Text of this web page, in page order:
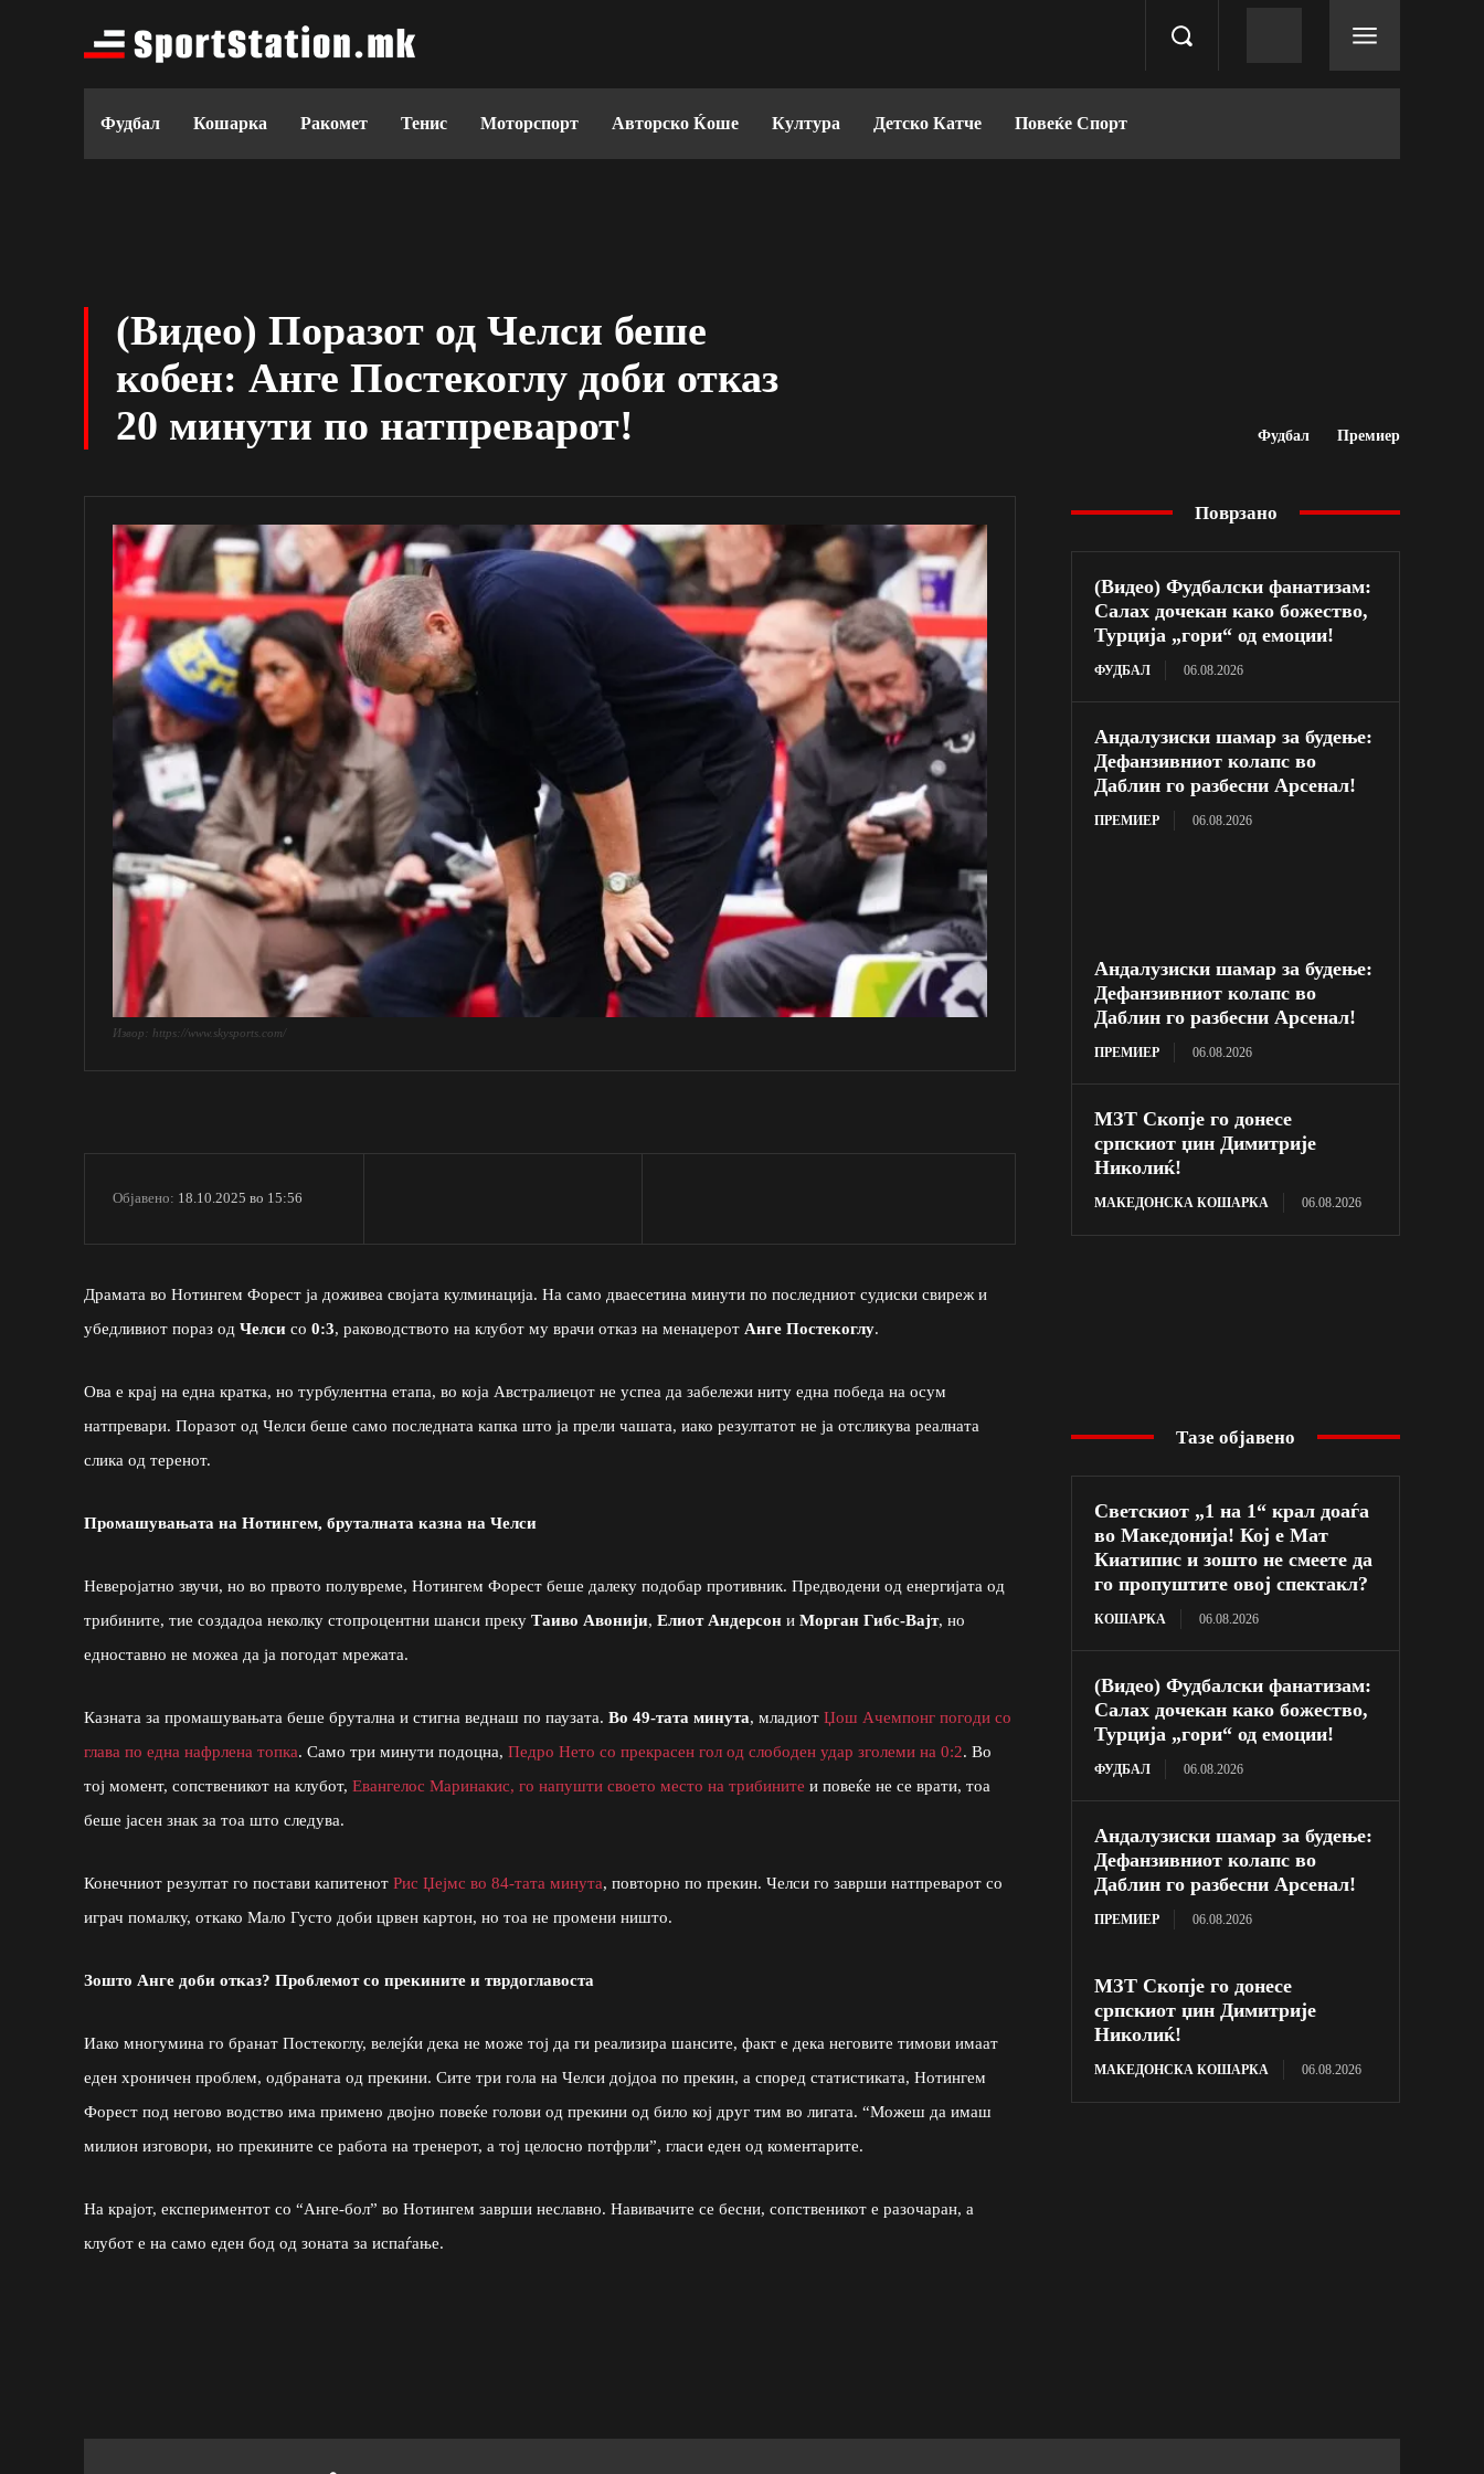
Фудбал Кошарка Ракомет Тенис Моторспорт Авторско Ќоше Култура Детско Катче Повеќе Спорт
(Видео) Поразот од Челси беше
кобен: Анге Постекоглу доби отказ
20 минути по натпреварот!
Фудбал Премиер
Извор: https://www.skysports.com/
Објавено: 18.10.2025 во 15:56
Драмата во Нотингем Форест ја доживеа својата кулминација. На само дваесетина минути по последниот судиски свиреж и
убедливиот пораз од Челси со 0:3, раководството на клубот му врачи отказ на менаџерот Анге Постекоглу.
Ова е крај на една кратка, но турбулентна етапа, во која Австралиецот не успеа да забележи ниту една победа на осум
натпревари. Поразот од Челси беше само последната капка што ја прели чашата, иако резултатот не ја отсликува реалната
слика од теренот.
Промашувањата на Нотингем, бруталната казна на Челси
Неверојатно звучи, но во првото полувреме, Нотингем Форест беше далеку подобар противник. Предводени од енергијата од
трибините, тие создадоа неколку стопроцентни шанси преку Таиво Авонији, Елиот Андерсон и Морган Гибс-Вајт, но
едноставно не можеа да ја погодат мрежата.
Казната за промашувањата беше брутална и стигна веднаш по паузата. Во 49-тата минута, младиот Џош Ачемпонг погоди со
глава по една нафрлена топка. Само три минути подоцна, Педро Нето со прекрасен гол од слободен удар зголеми на 0:2. Во
тој момент, сопственикот на клубот, Евангелос Маринакис, го напушти своето место на трибините и повеќе не се врати, тоа
беше јасен знак за тоа што следува.
Конечниот резултат го постави капитенот Рис Џејмс во 84-тата минута, повторно по прекин. Челси го заврши натпреварот со
играч помалку, откако Мало Густо доби црвен картон, но тоа не промени ништо.
Зошто Анге доби отказ? Проблемот со прекините и тврдоглавоста
Иако многумина го бранат Постекоглу, велејќи дека не може тој да ги реализира шансите, факт е дека неговите тимови имаат
еден хроничен проблем, одбраната од прекини. Сите три гола на Челси дојдоа по прекин, а според статистиката, Нотингем
Форест под негово водство има примено двојно повеќе голови од прекини од било кој друг тим во лигата. “Можеш да имаш
милион изговори, но прекините се работа на тренерот, а тој целосно потфрли”, гласи еден од коментарите.
На крајот, експериментот со “Анге-бол” во Нотингем заврши неславно. Навивачите се бесни, сопственикот е разочаран, а
клубот е на само еден бод од зоната за испаѓање.
Поврзано
(Видео) Фудбалски фанатизам:
Салах дочекан како божество,
Турција „гори“ од емоции!
ФУДБАЛ 06.08.2026
Андалузиски шамар за будење:
Дефанзивниот колапс во
Даблин го разбесни Арсенал!
ПРЕМИЕР 06.08.2026
Андалузиски шамар за будење:
Дефанзивниот колапс во
Даблин го разбесни Арсенал!
ПРЕМИЕР 06.08.2026
МЗТ Скопје го донесе
српскиот џин Димитрије
Николиќ!
МАКЕДОНСКА КОШАРКА 06.08.2026
Тазе објавено
Светскиот „1 на 1“ крал доаѓа
во Македонија! Кој е Мат
Киатипис и зошто не смеете да
го пропуштите овој спектакл?
КОШАРКА 06.08.2026
(Видео) Фудбалски фанатизам:
Салах дочекан како божество,
Турција „гори“ од емоции!
ФУДБАЛ 06.08.2026
Андалузиски шамар за будење:
Дефанзивниот колапс во
Даблин го разбесни Арсенал!
ПРЕМИЕР 06.08.2026
МЗТ Скопје го донесе
српскиот џин Димитрије
Николиќ!
МАКЕДОНСКА КОШАРКА 06.08.2026